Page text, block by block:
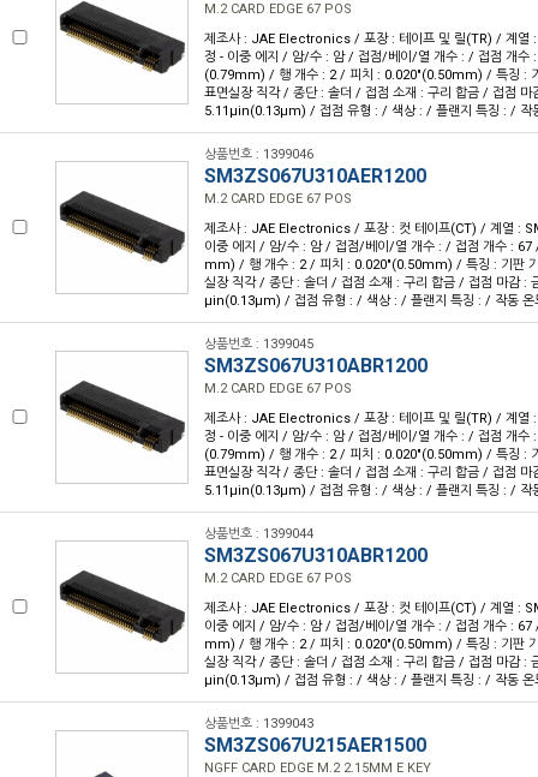
M.2 CARD EDGE 67 POS
제조사 : JAE Electronics / 포장 : 테이프 및 릴(TR) / 계열
정 - 이중 에지 / 암/수 : 암 / 접점/베이/열 개수 : / 접점 개수
(0.79mm) / 행 개수 : 2 / 피치 : 0.020"(0.50mm) / 특징 :
표면실장 직각 / 종단 : 솔더 / 접점 소재 : 구리 합금 / 접점 마
5.11µin(0.13µm) / 접점 유형 : / 색상 : / 플랜지 특징 : / 작
상품번호 : 1399046
SM3ZS067U310AER1200
M.2 CARD EDGE 67 POS
제조사 : JAE Electronics / 포장 : 컷 테이프(CT) / 계열 :
이중 에지 / 암/수 : 암 / 접점/베이/열 개수 : / 접점 개수 :
mm) / 행 개수 : 2 / 피치 : 0.020"(0.50mm) / 특징 : 기판
실장 직각 / 종단 : 솔더 / 접점 소재 : 구리 합금 / 접점 마감 :
µin(0.13µm) / 접점 유형 : / 색상 : / 플랜지 특징 : / 작동 온
상품번호 : 1399045
SM3ZS067U310ABR1200
M.2 CARD EDGE 67 POS
제조사 : JAE Electronics / 포장 : 테이프 및 릴(TR) / 계열
정 - 이중 에지 / 암/수 : 암 / 접점/베이/열 개수 : / 접점 개수
(0.79mm) / 행 개수 : 2 / 피치 : 0.020"(0.50mm) / 특징 :
표면실장 직각 / 종단 : 솔더 / 접점 소재 : 구리 합금 / 접점 마
5.11µin(0.13µm) / 접점 유형 : / 색상 : / 플랜지 특징 : / 작
상품번호 : 1399044
SM3ZS067U310ABR1200
M.2 CARD EDGE 67 POS
제조사 : JAE Electronics / 포장 : 컷 테이프(CT) / 계열 :
이중 에지 / 암/수 : 암 / 접점/베이/열 개수 : / 접점 개수 :
mm) / 행 개수 : 2 / 피치 : 0.020"(0.50mm) / 특징 : 기판
실장 직각 / 종단 : 솔더 / 접점 소재 : 구리 합금 / 접점 마감 :
µin(0.13µm) / 접점 유형 : / 색상 : / 플랜지 특징 : / 작동 온
상품번호 : 1399043
SM3ZS067U215AER1500
NGFF CARD EDGE M.2 2.15MM E KEY